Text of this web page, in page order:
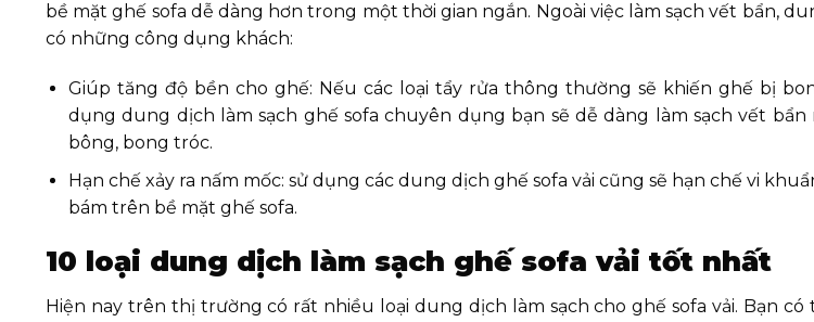
bề mặt ghế sofa dễ dàng hơn trong một thời gian ngắn. Ngoài việc làm sạch vết bẩn,
có những công dụng khách:
Giúp tăng độ bền cho ghế: Nếu các loại tẩy rửa thông thường sẽ khiến ghế bị
dụng dung dịch làm sạch ghế sofa chuyên dụng bạn sẽ dễ dàng làm sạch vết bẩn
bông, bong tróc.
Hạn chế xảy ra nấm mốc: sử dụng các dung dịch ghế sofa vải cũng sẽ hạn chế vi
bám trên bề mặt ghế sofa.
10 loại dung dịch làm sạch ghế sofa vải tốt nhất
Hiện nay trên thị trường có rất nhiều loại dung dịch làm sạch cho ghế sofa vải. Bạn có